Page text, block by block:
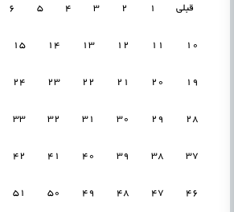
قبلی 1
2
3
4
5
6
10
11
12
13
14
15
19
20
21
22
23
24
28
29
30
31
32
33
37
38
39
40
41
42
46
47
48
49
50
51